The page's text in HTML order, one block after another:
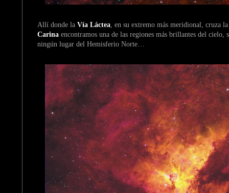
Allí donde la Vía Láctea , en su extremo más meridional, cruza
Carina encontramos una de las regiones más brillantes del cielo,
ningún lugar del Hemisferio Norte…